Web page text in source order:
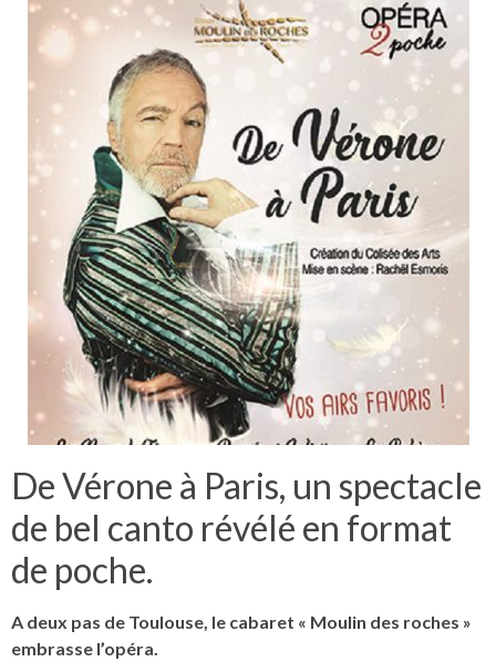
De Vérone à Paris, un spectacle
de bel canto révélé en format
de poche.
A deux pas de Toulouse, le cabaret « Moulin des roches »
embrasse l’opéra.